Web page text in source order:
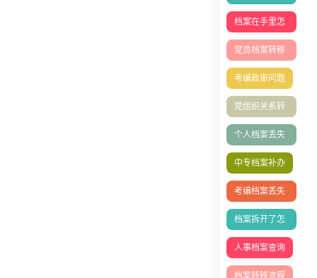
么放到人才市
场
档案在手里怎
么存档？档案
激活
党员档案转移
流程
考编政审问题
党组织关系转
移
个人档案丢失
补办
中专档案补办
考编档案丢失
怎么办
档案拆开了怎
么办
人事档案查询
档案转移流程